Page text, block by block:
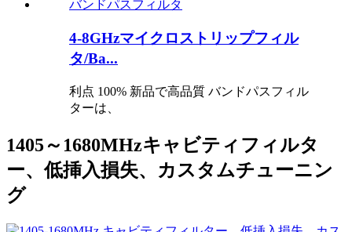
4-8GHzマイクロストリップフィル
タ/Ba...
利点 100% 新品で高品質 バンドパスフィル
ターは、
1405～1680MHzキャビティフィルタ
ー、低挿入損失、カスタムチューニン
グ